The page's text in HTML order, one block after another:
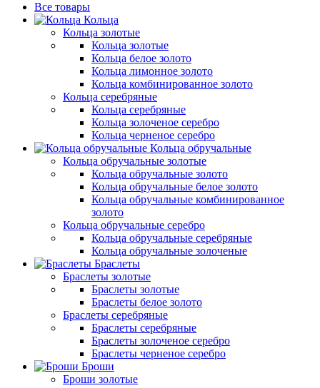
Все товары
Кольца
Кольца золотые
Кольца золотые
Кольца белое золото
Кольца лимонное золото
Кольца комбинированное золото
Кольца серебряные
Кольца серебряные
Кольца золоченое серебро
Кольца черненое серебро
Кольца обручальные
Кольца обручальные золотые
Кольца обручальные золото
Кольца обручальные белое золото
Кольца обручальные комбинированное
золото
Кольца обручальные серебро
Кольца обручальные серебряные
Кольца обручальные золоченые
Браслеты
Браслеты золотые
Браслеты золотые
Браслеты белое золото
Браслеты серебряные
Браслеты cеребряные
Браслеты золоченое серебро
Браслеты черненое серебро
Броши
Броши золотые